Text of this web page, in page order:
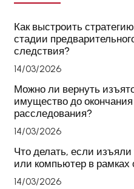
Как выстроить
стадии
следствия?
14/03/2026
Можно ли вернуть
имущество до окончания
расследования?
14/03/2026
Что делать, если
или компьютер в рамках
14/03/2026